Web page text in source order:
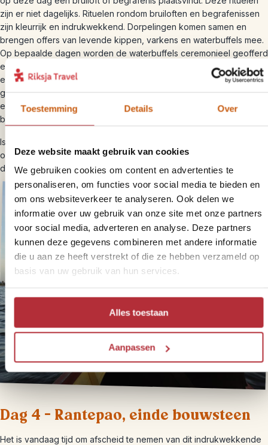
Toestemming Details Over
Deze website maakt gebruik van cookies
We gebruiken cookies om content en advertenties te
personaliseren, om functies voor social media te bieden en
om ons websiteverkeer te analyseren. Ook delen we
informatie over uw gebruik van onze site met onze partners
voor social media, adverteren en analyse. Deze partners
kunnen deze gegevens combineren met andere informatie
die u aan ze heeft verstrekt of die ze hebben verzameld op
basis van uw gebruik van hun services.
Alles toestaan
Aanpassen
zijn er niet dagelijks. Rituelen rondom bruiloften en begrafenissen
zijn kleurrijk en indrukwekkend. Dorpelingen komen samen en
brengen offers van levende kippen, varkens en waterbuffels mee.
Op bepaalde dagen worden de waterbuffels ceremonieel geofferd
en dat is een mooi, maar bloederig tafereel. Je gids bereidt je voor
en overlegt of je dit wilt zien, of wat een beter moment is om te
gaan kijken. Met je gids koop je een passend geschenk (circa 15
euro) voor de gastvrije familie. Zorg ervoor dat je bedekt gekleed
bent omdat het een religieuze aangelegenheid is.
Is er geen ritueel, treur dan niet. Er is genoeg te doen in de
omgeving. In het hotel liggen kaarten van Rantepao en omliggende
dorpen op loopafstand.
Dag 4 – Rantepao, einde bouwsteen
Het is vandaag tijd om afscheid te nemen van dit indrukwekkende